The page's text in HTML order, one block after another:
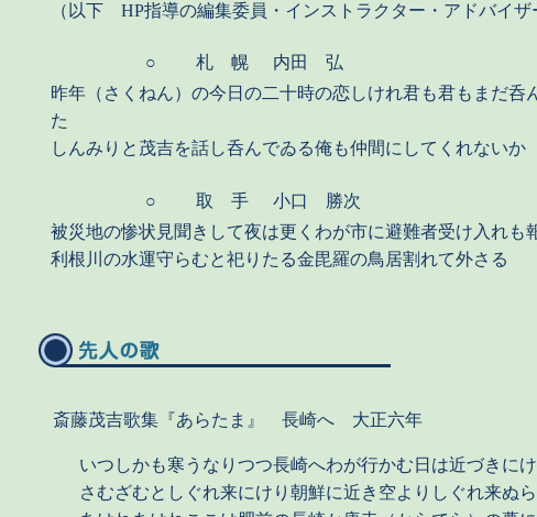
（以下 HP指導の編集委員・インストラクター・アドバイザ
○ 札 幌
内田 弘
昨年（さくねん）の今日の二十時の恋しけれ君も君もまだ呑
た
しんみりと茂吉を話し呑んでゐる俺も仲間にしてくれないか
○ 取 手
小口 勝次
被災地の惨状見聞きして夜は更くわが市に避難者受け入れも
利根川の水運守らむと祀りたる金毘羅の鳥居割れて外さる
斎藤茂吉歌集『あらたま』 長崎へ 大正六年
いつしかも寒うなりつつ長崎へわが行かむ日は近づきにけ
さむざむとしぐれ来にけり朝鮮に近き空よりしぐれ来ぬ